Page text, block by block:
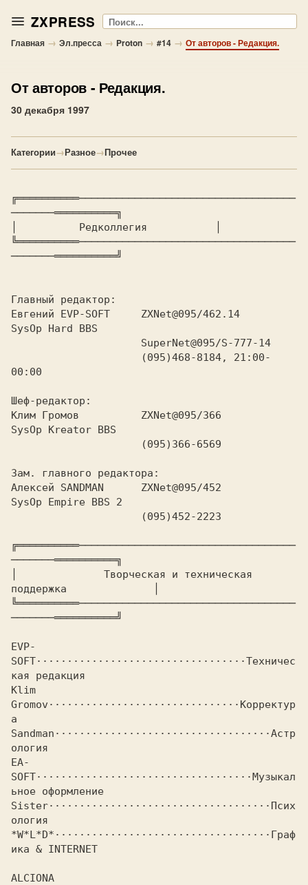
ZXPRESS Поиск
Главная → Эл.пресса → Proton → #14 → От авторов - Редакция.
От авторов- Редакция.
30 декабря 1997
Категории→Разное→Прочее
╔══════════───────────────────────────────────
───────══════════╗
         Редколлегия
╚══════════───────────────────────────────────
Главный редактор:
Евгений EVP-SOFT     ZXNet@095/462.14
SysOp Hard BBS
00:00
Шеф-редактор:
Клим Громов          ZXNet@095/366
SysOp Kreator BBS
Зам. главного редактора:
Алексей SANDMAN      ZXNet@095/452
SysOp Empire BBS 2
╔══════════───────────────────────────────────
───────══════════╗
        Творческая и техническая
поддержка
╚══════════───────────────────────────────────
───────══════════╝
EVP-
SOFT··································Техничес
Klim
Gromov······························· Корректур
Sandman···································Астр
EA-
SOFT···································Музыкал
Sister···································· Псих
*W*L*D*··································· Граф
ика & INTERNET
ALCIONA